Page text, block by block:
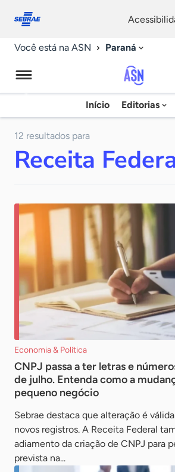
conosco
Você está na ASN Paraná
Início Editorias
12 resultados para
Receita
Economia & Política
CNPJ passa a ter letras e
de julho. Entenda como a
pequeno negócio
Sebrae destaca que alteração é
novos registros. A Receita Federal
adiamento da criação de CNPJ para
prevista na...